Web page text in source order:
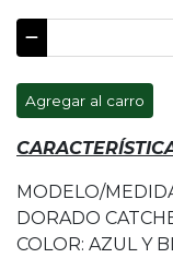
Agregar al carro
MODELO/
DORADO
COLOR: AZUL Y